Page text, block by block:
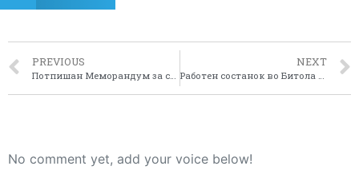
PREVIOUS
Потпишан Меморандум за соработка помеѓу Центарот за развој на Пелагонискиот плански регион и Стопанска комора на Македонија
NEXT
Работен состанок во Битола во рамките на проектот: Одржлив туризам за поддршка на регионалниот развој во структурно слаби региони
No comment yet, add your voice below!